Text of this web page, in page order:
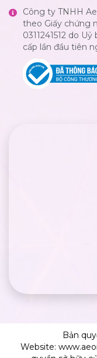
Công ty TNHH
theo Giấy chứng
0311241512 do
cấp lần đầu tiên
Bản
Website: